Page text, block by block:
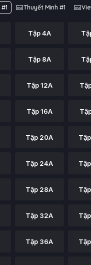
Thuyết Minh #1
Tập 4A
Tập 8A
Tập 12A
Tập 16A
Tập 20A
Tập 24A
Tập 28A
Tập 32A
Tập 36A